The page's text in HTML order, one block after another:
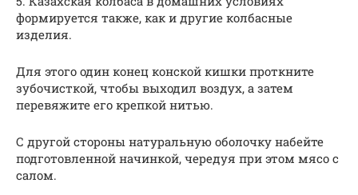
формируется также, как и другие колбасные
изделия.
Для этого один конец конской кишки проткните
зубочисткой, чтобы выходил воздух, а затем
перевяжите его крепкой нитью.
С другой стороны натуральную оболочку набейте
подготовленной начинкой, чередуя при этом мясо с
салом.